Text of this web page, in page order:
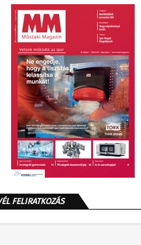
FELIRATKOZÁS